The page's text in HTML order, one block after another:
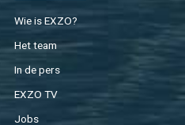
Wie is EXZO?
Het team
In de pers
EXZO TV
Jobs